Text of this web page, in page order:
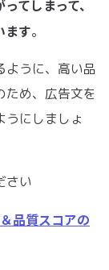
てしまって、
ます。
ように、高い品
め、広告文を
にしましょ
さい
品質スコアの